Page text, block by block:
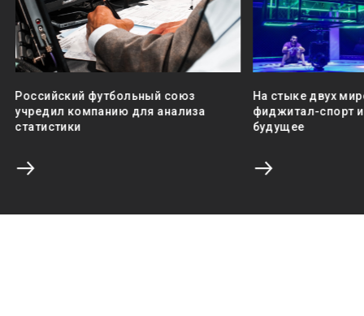
Российский футбольный союз
учредил компанию для анализа
статистики
На стыке двух
фиджитал-спорт
будущее